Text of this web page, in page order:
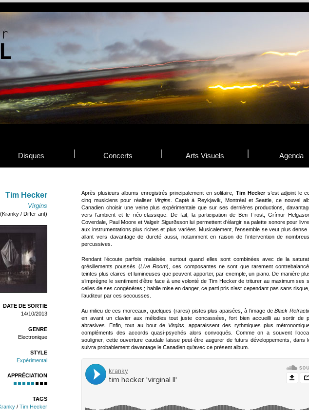
Disques Concerts Arts Visuels Agenda
Tim Hecker
Virgins
(Kranky / Differ-ant)
DATE DE SORTIE
14/10/2013
GENRE
Electronique
STYLE
Expérimental
APPRÉCIATION
TAGS
/ Tim Hecker
Après plusieurs albums enregistrés principalement en solitaire, Tim Heckers’est adjoint le
cinq musiciens pour réaliser Virgins. Capté à Reykjavik, Montréal et Seattle, ce nouvel
Canadien choisir une veine plus expérimentale que sur ses dernières productions,
vers l’ambient et le néo-classique. De fait, la participation de Ben Frost, Grímur
Coverdale, Paul Moore et Valgeir Sigurðsson lui permettent d’élargir sa palette sonore pour
aux instrumentations plus riches et plus variées. Musicalement, l’ensemble se veut plus dense
allant vers davantage de dureté aussi, notamment en raison de l’intervention de
percussives.
Rendant l’écoute parfois malaisée, surtout quand elles sont combinées avec de la
grésillements poussés (Live Room), ces composantes ne sont que rarement
teintes plus claires et lumineuses que peuvent apporter, par exemple, un piano. De manière
s’imprègne le sentiment d’être face à une volonté de Tim Hecker de triturer au maximum ses
celles de ses congénères ; habile mise en danger, ce parti pris n’est cependant pas sans
l’auditeur par ces secousses.
Au milieu de ces morceaux, quelques (rares) pistes plus apaisées, à l’image deBlack
en avant un clavier aux mélodies tout juste concassées, fort bien accueilli au sortir de
abrasives. Enfin, tout au bout de Virgins , apparaissent des rythmiques plus
compléments des accords quasi-psychés alors convoqués. Comme on a souvent
souligner, cette ouverture caudale laisse peut-être augurer de futurs développements, dans
suivra probablement davantage le Canadien qu’avec ce présent album.